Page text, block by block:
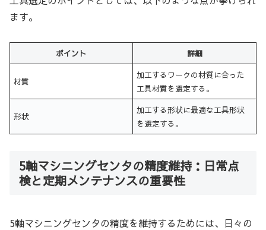
ます。
ポイント 詳細
材質
加工するワークの材質に合った
工具材質を選定する。
形状
加工する形状に最適な工具形状
を選定する。
5軸マシニングセンタの精度維持：日常点
検と定期メンテナンスの重要性
5軸マシニングセンタの精度を維持するためには、日々の